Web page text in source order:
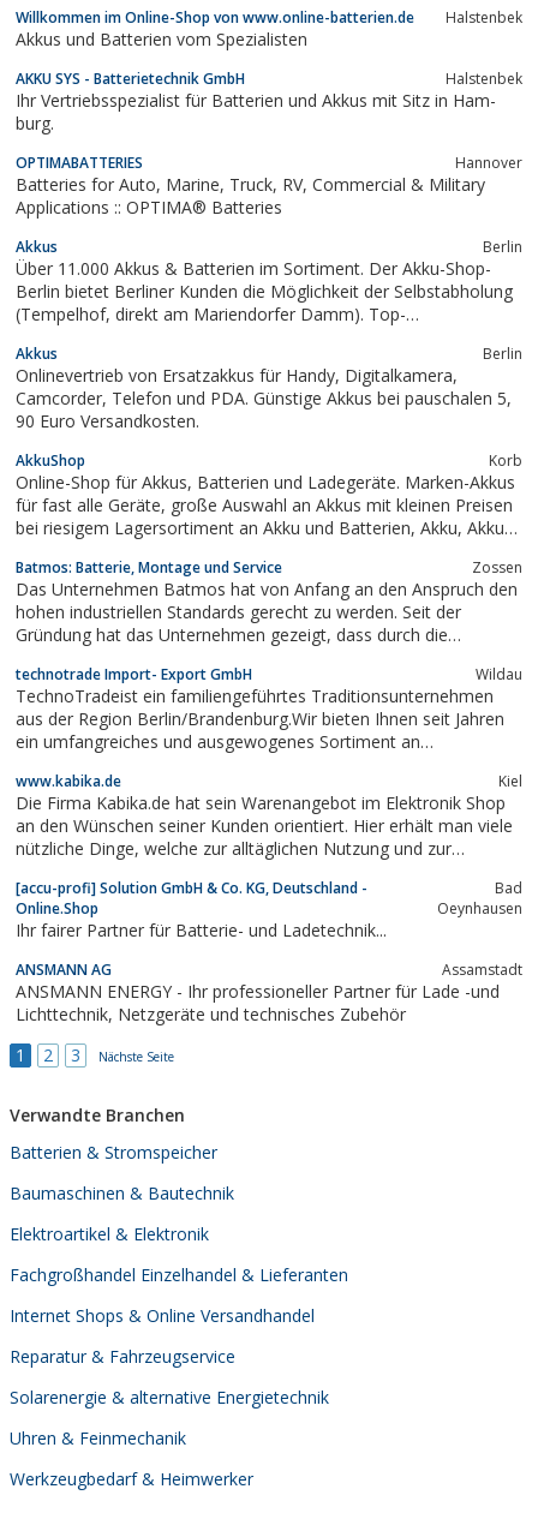
Willkommen im Online-Shop von www.online-batterien.de Halstenbek
Akkus und Batterien vom Spezialisten
AKKU SYS - Batterietechnik GmbH Halstenbek
Ihr Ver­triebs­spe­zia­list für Bat­te­ri­en und Ak­kus mit Sitz in Ham­
burg.
OPTIMABATTERIES Hannover
Batteries for Auto, Marine, Truck, RV, Commercial & Military
Applications :: OPTIMA® Batteries
Akkus Berlin
Über 11.000 Akkus & Batterien im Sortiment. Der Akku-Shop-
Berlin bietet Berliner Kunden die Möglichkeit der Selbstabholung
(Tempelhof, direkt am Mariendorfer Damm). Top-
Akkus Berlin
Onlinevertrieb von Ersatzakkus für Handy, Digitalkamera,
Camcorder, Telefon und PDA. Günstige Akkus bei pauschalen 5,
90 Euro Versandkosten.
AkkuShop Korb
Online-Shop für Akkus, Batterien und Ladegeräte. Marken-Akkus
für fast alle Geräte, große Auswahl an Akkus mit kleinen Preisen
bei riesigem Lagersortiment an Akku und Batterien, Akku, Akkus,
Taschenlampen, Digicams, Foto, Camcorder, Photo, Laptop,
Notebook,...
Batmos: Batterie, Montage und Service Zossen
Das Unternehmen Batmos hat von Anfang an den Anspruch den
hohen industriellen Standards gerecht zu werden. Seit der
Gründung hat das Unternehmen gezeigt, dass durch die
Umsetzung Abläufe minimiert und kundengerecht, innovativ und
zukunftsweisend perfektioniert worden sind....
technotrade Import- Export GmbH Wildau
TechnoTradeist ein familiengeführtes Traditionsunternehmen
aus der Region Berlin/Brandenburg.Wir bieten Ihnen seit Jahren
ein umfangreiches und ausgewogenes Sortiment an
Wetterstationen bis hin zu Funk- und Quarzuhren.Die
Zufriedenheit unserer Kunden stand für uns von...
www.kabika.de Kiel
Die Firma Kabika.de hat sein Warenangebot im Elektronik Shop
an den Wünschen seiner Kunden orientiert. Hier erhält man viele
nützliche Dinge, welche zur alltäglichen Nutzung und zur
[accu-profi] Solution GmbH & Co. KG, Deutschland -
Online.Shop
Bad
Oeynhausen
Ihr fairer Partner für Batterie- und Ladetechnik...
ANSMANN AG Assamstadt
ANSMANN ENERGY - Ihr professioneller Partner für Lade -und
Lichttechnik, Netzgeräte und technisches Zubehör
1
2 3 Nächste Seite
Verwandte Branchen
Batterien & Stromspeicher
Baumaschinen & Bautechnik
Elektroartikel & Elektronik
Fachgroßhandel Einzelhandel & Lieferanten
Internet Shops & Online Versandhandel
Reparatur & Fahrzeugservice
Solarenergie & alternative Energietechnik
Uhren & Feinmechanik
Werkzeugbedarf & Heimwerker